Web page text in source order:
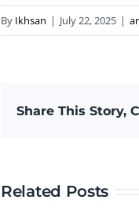
By Ikhsan | July 22, 2025 |
Share This Story,
Related Posts